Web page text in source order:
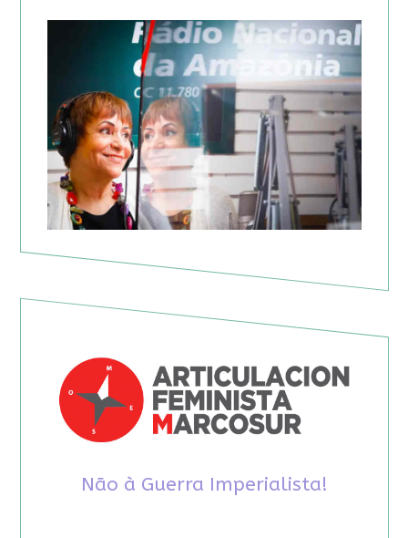
Não à Guerra Imperialista!